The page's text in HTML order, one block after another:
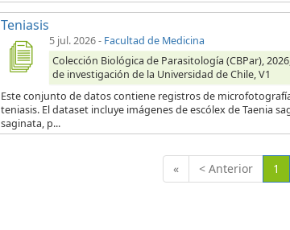
Teniasis
5 jul. 2026- Facultad de Medicina
Colección Biológica de Parasitología (CBPar),
de investigación de la Universidad de Chile, V1
Este conjunto de datos contiene registros de
teniasis. El dataset incluye imágenes de escólex de Taenia
saginata, p...
« < Anterior 1